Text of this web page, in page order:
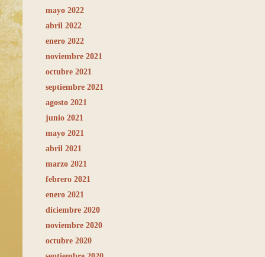
mayo 2022
abril 2022
enero 2022
noviembre 2021
octubre 2021
septiembre 2021
agosto 2021
junio 2021
mayo 2021
abril 2021
marzo 2021
febrero 2021
enero 2021
diciembre 2020
noviembre 2020
octubre 2020